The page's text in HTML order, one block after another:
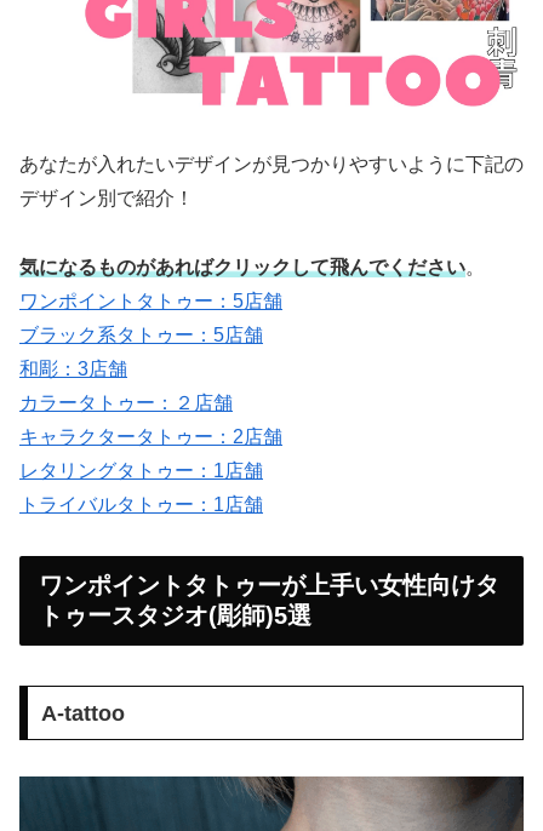
あなたが入れたいデザインが見つかりやすいように下記の
デザイン別で紹介！
気になるものがあればクリックして飛んでください。
ワンポイントタトゥー：5店舗
ブラック系タトゥー：5店舗
和彫：3店舗
カラータトゥー：２店舗
キャラクタータトゥー：2店舗
レタリングタトゥー：1店舗
トライバルタトゥー：1店舗
ワンポイントタトゥーが上手い女性向けタ
トゥースタジオ(彫師)5選
A-tattoo